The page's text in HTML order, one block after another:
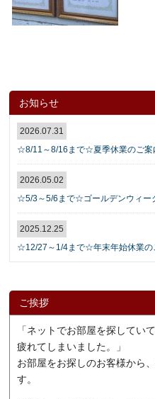
お知らせ
2026.07.31
☆8/11～8/16まで☆夏季休業のご案
2026.05.02
☆5/3～5/6まで☆ゴールデンウィー
2025.12.25
☆12/27～1/4まで☆年末年始休業の
ご挨拶
「ネットでお部屋を探してい
疲れてしまいました。」
お部屋をお探しのお客様から
す。